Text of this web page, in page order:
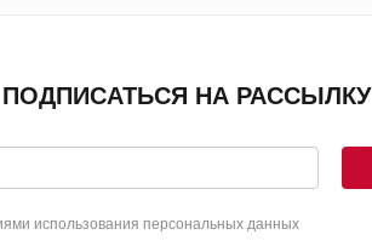
ПОДПИСАТЬСЯ НА РАССЫЛКУ
использования персональных данных